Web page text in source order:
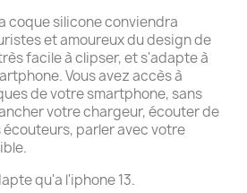
coque silicone conviendra
et amoureux du design de
facile à clipser, et s'adapte à
Vous avez accès à
de votre smartphone, sans
votre chargeur, écouter de
écouteurs, parler avec votre
qu'a l'iphone 13.